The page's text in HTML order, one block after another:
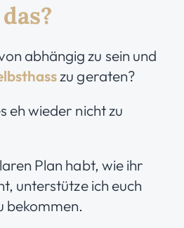
abhängig zu sein und
zu geraten?
eh wieder nicht zu
Plan habt, wie ihr
unterstütze ich euch
bekommen.